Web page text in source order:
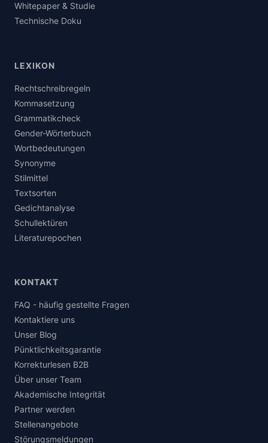
Whitepaper & Studie
Technische Doku
LEXIKON
Rechtschreibregeln
Kommasetzung
Grammatikcheck
Gender-Wörterbuch
Wortbedeutungen
Synonyme
Stilmittel
Textsorten
Gedichtanalyse
Schullektüren
Literaturepochen
KONTAKT
FAQ - häufig gestellte Fragen
Kontaktiere uns
Unser Blog
Pünktlichkeitsgarantie
Korrekturlesen B2B
Über unser Team
Akademische Integrität
Partner werden
Stellenangebote
Störungsmeldungen